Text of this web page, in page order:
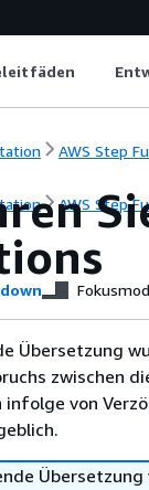
AWS Step
AWS Step
Übersetzung
zwischen
infolge von